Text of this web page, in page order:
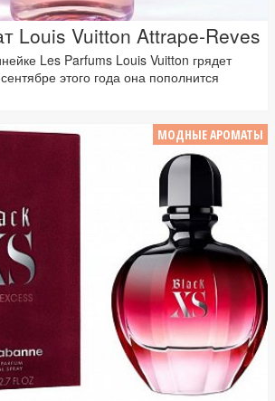
Louis Vuitton Attrape-Reves
Les Parfums Louis Vuitton грядет
этого года она пополнится
МОДНЫЕ АРОМАТЫ